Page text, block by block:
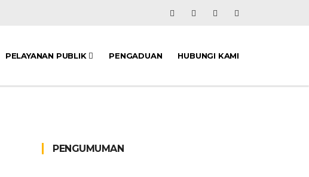
PELAYANAN PUBLIK PENGADUAN HUBUNGI KAMI
PENGUMUMAN